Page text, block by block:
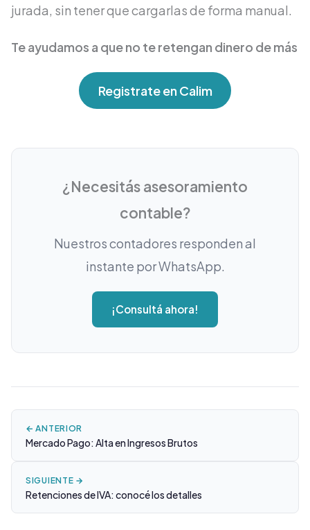
jurada, sin tener que cargarlas de forma manual.
Te ayudamos a que no te retengan dinero de más
Registrate en Calim
¿Necesitás asesoramiento
contable?
Nuestros contadores responden al
instante por WhatsApp.
¡Consultá ahora!
← ANTERIOR
Mercado Pago: Alta en Ingresos Brutos
SIGUIENTE →
Retenciones de IVA: conocé los detalles